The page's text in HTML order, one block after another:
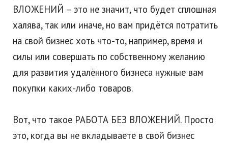
ВЛОЖЕНИЙ – это не значит, что будет сплошная
халява, так или иначе, но вам придётся потратить
на свой бизнес хоть что-то, например, время и
силы или совершать по собственному желанию
для развития удалённого бизнеса нужные вам
покупки каких-либо товаров.
Вот, что такое РАБОТА БЕЗ ВЛОЖЕНИЙ. Просто
это, когда вы не вкладываете в свой бизнес